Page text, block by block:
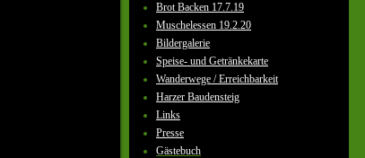
Brot Backen 17.7.19
Muschelessen 19.2.20
Bildergalerie
Speise- und Getränkekarte
Wanderwege / Erreichbarkeit
Harzer Baudensteig
Links
Presse
Gästebuch